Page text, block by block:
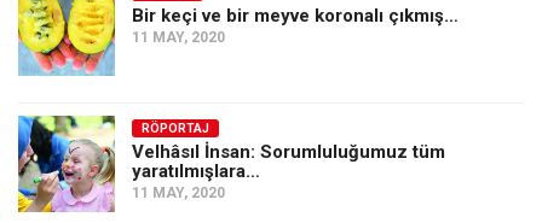
Asya
Amerika
Avustralya
Tarih
Bir keçi ve bir meyve koronalı çıkmış…
11 MAY, 2020
RÖPORTAJ
Velhâsıl İnsan: Sorumluluğumuz tüm
yaratılmışlara…
11 MAY, 2020